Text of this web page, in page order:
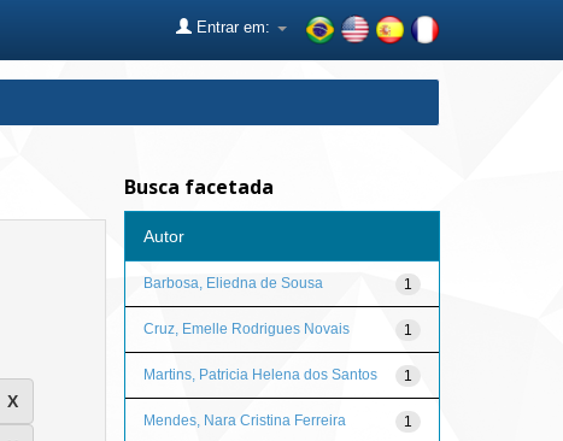
Entrar em:
Busca facetada
Autor
1
Barbosa, Eliedna de Sousa
1
Cruz, Emelle Rodrigues Novais
1
Martins, Patricia Helena dos Santos
1
Mendes, Nara Cristina Ferreira